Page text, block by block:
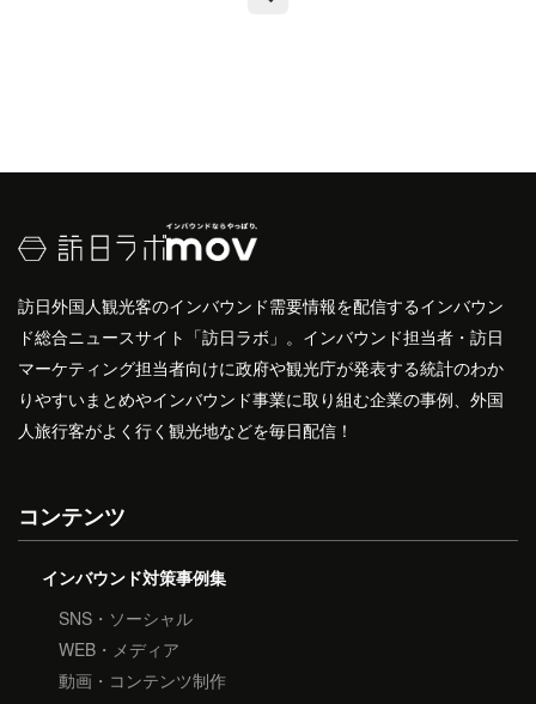
訪日外国人観光客のインバウンド需要情報を配信するインバウン
ド総合ニュースサイト「訪日ラボ」。インバウンド担当者・訪日
マーケティング担当者向けに政府や観光庁が発表する統計のわか
りやすいまとめやインバウンド事業に取り組む企業の事例、外国
人旅行客がよく行く観光地などを毎日配信！
コンテンツ
インバウンド対策事例集
SNS・ソーシャル
WEB・メディア
動画・コンテンツ制作